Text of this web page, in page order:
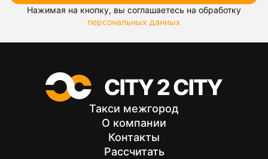
Нажимая на кнопку, вы соглашаетесь на обработку
персональных данных
Такси межгород
О компании
Контакты
Рассчитать